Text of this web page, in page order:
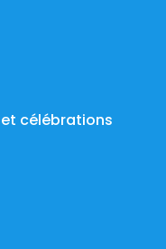
célébrations